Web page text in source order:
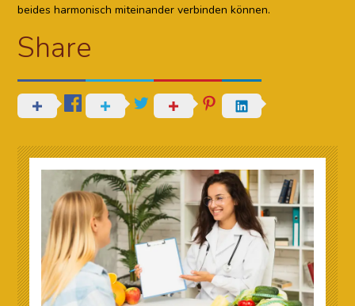
beides harmonisch miteinander verbinden können.
Share